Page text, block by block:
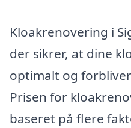
Kloakrenovering i
der sikrer, at dine
optimalt og
Prisen for
baseret på flere